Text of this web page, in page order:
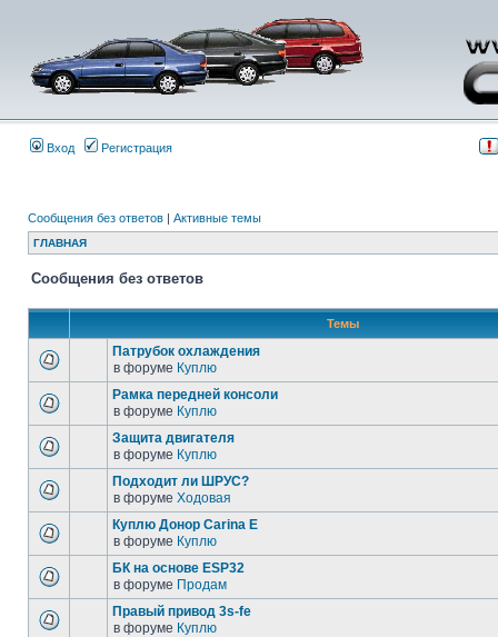
Вход Регистрация
Сообщения без ответов | Активные темы
ГЛАВНАЯ
Сообщения без ответов
Темы
Патрубок охлаждения
в форуме Куплю
Рамка передней консоли
в форуме Куплю
Защита двигателя
в форуме Куплю
Подходит ли ШРУС?
в форуме Ходовая
Куплю Донор Carina E
в форуме Куплю
БК на основе ESP32
в форуме Продам
Правый привод 3s-fe
в форуме Куплю